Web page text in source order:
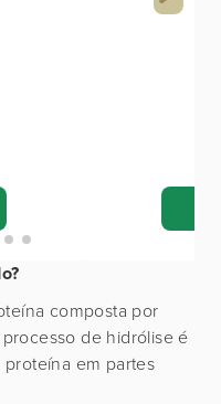
composta por
de hidrólise é
em partes